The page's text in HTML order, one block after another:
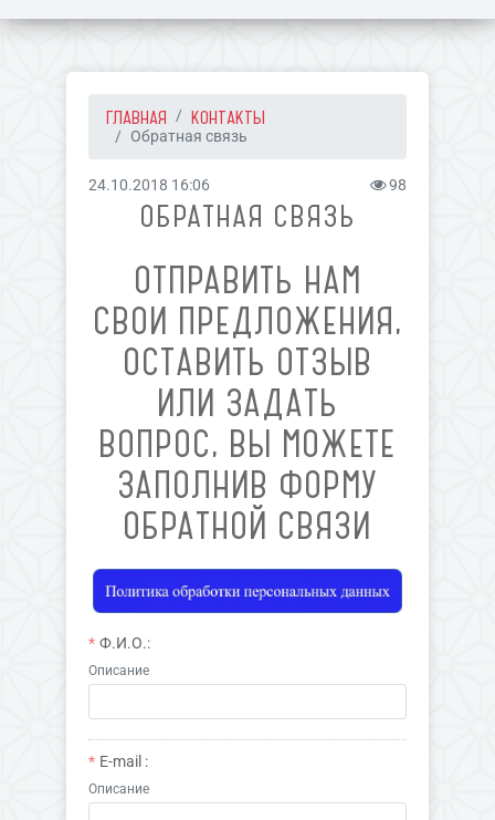
ГЛАВНАЯ КОНТАКТЫ
Обратная связь
24.10.2018 16:06 98
ОБРАТНАЯ СВЯЗЬ
ОТПРАВИТЬ НАМ
СВОИ ПРЕДЛОЖЕНИЯ,
ОСТАВИТЬ ОТЗЫВ
ИЛИ ЗАДАТЬ
ВОПРОС, ВЫ МОЖЕТЕ
ЗАПОЛНИВ ФОРМУ
ОБРАТНОЙ СВЯЗИ
Ф.И.О.:
Описание
E-mail :
Описание